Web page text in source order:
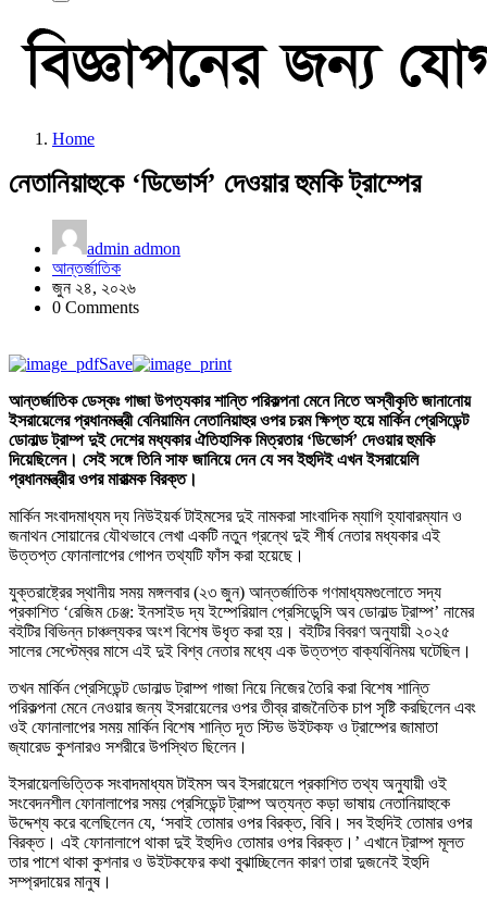
Home
নেতানিয়াহুকে ‘ডিভোর্স’ দেওয়ার হুমকি ট্রাম্পের
admin admon
আন্তর্জাতিক
জুন ২৪, ২০২৬
0 Comments
Save
আন্তর্জাতিক ডেস্কঃ গাজা উপত্যকার শান্তি পরিকল্পনা মেনে নিতে অস্বীকৃতি জানানোয়
ইসরায়েলের প্রধানমন্ত্রী বেনিয়ামিন নেতানিয়াহুর ওপর চরম ক্ষিপ্ত হয়ে মার্কিন প্রেসিডেন্ট
ডোনাল্ড ট্রাম্প দুই দেশের মধ্যকার ঐতিহাসিক মিত্রতার ‘ডিভোর্স’ দেওয়ার হুমকি
দিয়েছিলেন। সেই সঙ্গে তিনি সাফ জানিয়ে দেন যে সব ইহুদিই এখন ইসরায়েলি
প্রধানমন্ত্রীর ওপর মারাত্মক বিরক্ত।
মার্কিন সংবাদমাধ্যম দ্য নিউইয়র্ক টাইমসের দুই নামকরা সাংবাদিক ম্যাগি হ্যাবারম্যান ও
জনাথন সোয়ানের যৌথভাবে লেখা একটি নতুন গ্রন্থে দুই শীর্ষ নেতার মধ্যকার এই
উত্তপ্ত ফোনালাপের গোপন তথ্যটি ফাঁস করা হয়েছে।
যুক্তরাষ্ট্রের স্থানীয় সময় মঙ্গলবার (২৩ জুন) আন্তর্জাতিক গণমাধ্যমগুলোতে সদ্য
প্রকাশিত ‘রেজিম চেঞ্জ: ইনসাইড দ্য ইম্পেরিয়াল প্রেসিডেন্সি অব ডোনাল্ড ট্রাম্প’ নামের
বইটির বিভিন্ন চাঞ্চল্যকর অংশ বিশেষ উধৃত করা হয়। বইটির বিবরণ অনুযায়ী ২০২৫
সালের সেপ্টেম্বর মাসে এই দুই বিশ্ব নেতার মধ্যে এক উত্তপ্ত বাক্যবিনিময় ঘটেছিল।
তখন মার্কিন প্রেসিডেন্ট ডোনাল্ড ট্রাম্প গাজা নিয়ে নিজের তৈরি করা বিশেষ শান্তি
পরিকল্পনা মেনে নেওয়ার জন্য ইসরায়েলের ওপর তীব্র রাজনৈতিক চাপ সৃষ্টি করছিলেন এবং
ওই ফোনালাপের সময় মার্কিন বিশেষ শান্তি দূত স্টিভ উইটকফ ও ট্রাম্পের জামাতা
জ্যারেড কুশনারও সশরীরে উপস্থিত ছিলেন।
ইসরায়েলভিত্তিক সংবাদমাধ্যম টাইমস অব ইসরায়েলে প্রকাশিত তথ্য অনুযায়ী ওই
সংবেদনশীল ফোনালাপের সময় প্রেসিডেন্ট ট্রাম্প অত্যন্ত কড়া ভাষায় নেতানিয়াহুকে
উদ্দেশ্য করে বলেছিলেন যে, ‘সবাই তোমার ওপর বিরক্ত, বিবি। সব ইহুদিই তোমার ওপর
বিরক্ত। এই ফোনালাপে থাকা দুই ইহুদিও তোমার ওপর বিরক্ত।’ এখানে ট্রাম্প মূলত
তার পাশে থাকা কুশনার ও উইটকফের কথা বুঝাচ্ছিলেন কারণ তারা দুজনেই ইহুদি
সম্প্রদায়ের মানুষ।